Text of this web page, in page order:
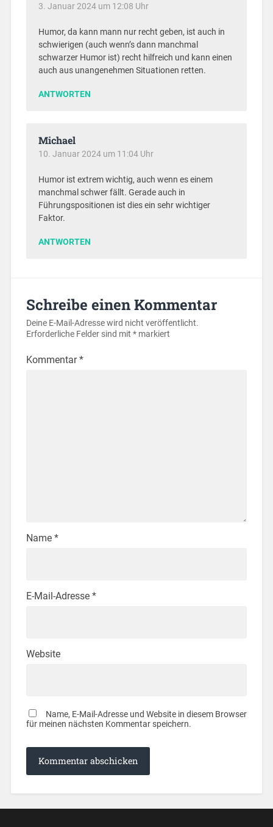
3. Januar 2024 um 12:08 Uhr
Humor, da kann mann nur recht geben, ist auch in
schwierigen (auch wenn’s dann manchmal
schwarzer Humor ist) recht hilfreich und kann einen
auch aus unangenehmen Situationen retten.
ANTWORTEN
Michael
10. Januar 2024 um 11:04 Uhr
Humor ist extrem wichtig, auch wenn es einem
manchmal schwer fällt. Gerade auch in
Führungspositionen ist dies ein sehr wichtiger
Faktor.
ANTWORTEN
Schreibe einen Kommentar
Deine E-Mail-Adresse wird nicht veröffentlicht.
Erforderliche Felder sind mit *markiert
Kommentar*
Name *
E-Mail-Adresse *
Website
Name, E-Mail-Adresse und Website in diesem Browser
für meinen nächsten Kommentar speichern.